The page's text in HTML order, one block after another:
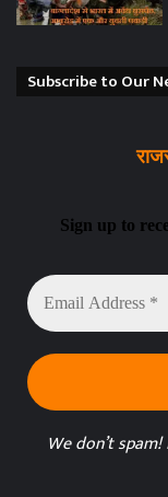
Subscribe to Our
Sign up to
Email
Address
*
We don’t